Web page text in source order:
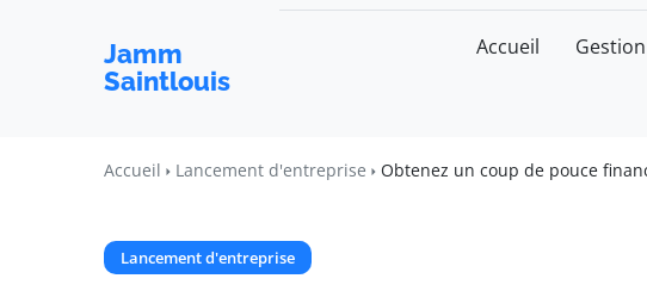
Jamm
Saintlouis
Accueil
Accueil Lancement d'entreprise Obtenez un coup de pouce
Lancement d'entreprise